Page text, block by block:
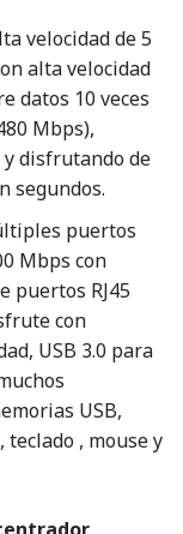
velocidad de 5
alta velocidad
datos 10 veces
Mbps),
disfrutando de
segundos.
puertos
Mbps con
puertos RJ45
con
USB 3.0 para
USB,
, mouse y